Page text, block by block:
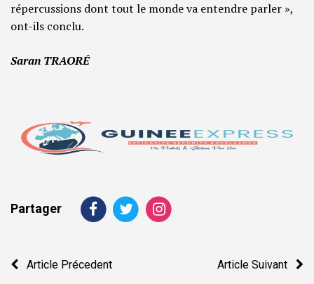
répercussions dont tout le monde va entendre parler »,
ont-ils conclu.
Saran TRAORÉ
Partager
Navigation
Article Précedent Article Suivant